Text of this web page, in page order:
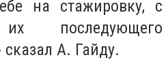
на стажировку, с
последующего
сказал А. Гайду.